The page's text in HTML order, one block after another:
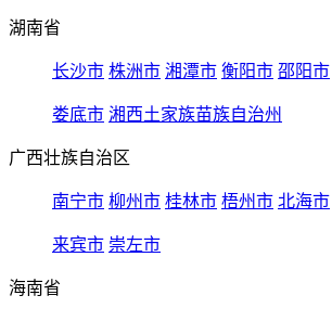
湖南省
长沙市 株洲市 湘潭市 衡阳市 邵阳市
娄底市 湘西土家族苗族自治州
广西壮族自治区
南宁市 柳州市 桂林市 梧州市 北海市
来宾市 崇左市
海南省